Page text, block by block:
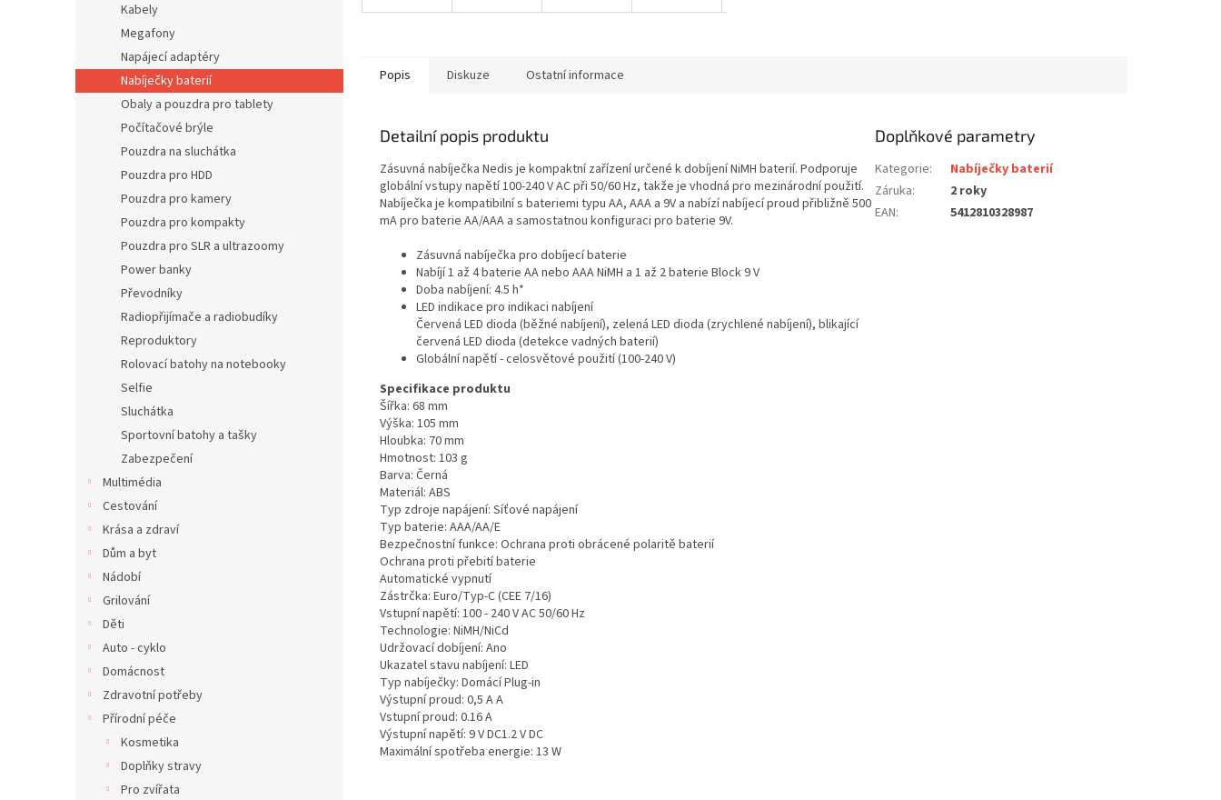
Kabely
Megafony
Napájecí adaptéry
Nabíječky baterií
Obaly a pouzdra pro tablety
Počítačové brýle
Pouzdra na sluchátka
Pouzdra pro HDD
Pouzdra pro kamery
Pouzdra pro kompakty
Pouzdra pro SLR a ultrazoomy
Power banky
Převodníky
Radiopřijímače a radiobudíky
Reproduktory
Rolovací batohy na notebooky
Selfie
Sluchátka
Sportovní batohy a tašky
Zabezpečení
Multimédia
Cestování
Krása a zdraví
Dům a byt
Nádobí
Grilování
Děti
Auto - cyklo
Domácnost
Zdravotní potřeby
Přírodní péče
Kosmetika
Doplňky stravy
Pro zvířata
Popis Diskuze Ostatní informace
Detailní popis produktu
Zásuvná nabíječka Nedis je kompaktní zařízení určené k dobíjení NiMH baterií. Podporuje
globální vstupy napětí 100-240 V AC při 50/60 Hz, takže je vhodná pro mezinárodní použití.
Nabíječka je kompatibilní s bateriemi typu AA, AAA a 9V a nabízí nabíjecí proud přibližně 500
mA pro baterie AA/AAA a samostatnou konfiguraci pro baterie 9V.
Zásuvná nabíječka pro dobíjecí baterie
Nabíjí 1 až 4 baterie AA nebo AAA NiMH a 1 až 2 baterie Block 9 V
Doba nabíjení: 4.5 h*
LED indikace pro indikaci nabíjení
Červená LED dioda (běžné nabíjení), zelená LED dioda (zrychlené nabíjení), blikající
červená LED dioda (detekce vadných baterií)
Globální napětí - celosvětové použití (100-240 V)
Specifikace produktu
Šířka: 68 mm
Výška: 105 mm
Hloubka: 70 mm
Hmotnost: 103 g
Barva: Černá
Materiál: ABS
Typ zdroje napájení: Síťové napájení
Typ baterie: AAA/AA/E
Bezpečnostní funkce: Ochrana proti obrácené polaritě baterií
Ochrana proti přebití baterie
Automatické vypnutí
Zástrčka: Euro/Typ-C (CEE 7/16)
Vstupní napětí: 100 - 240 V AC 50/60 Hz
Technologie: NiMH/NiCd
Udržovací dobíjení: Ano
Ukazatel stavu nabíjení: LED
Typ nabíječky: Domácí Plug-in
Výstupní proud: 0,5 A A
Vstupní proud: 0.16 A
Výstupní napětí: 9 V DC1.2 V DC
Maximální spotřeba energie: 13 W
Doplňkové parametry
Kategorie:
Nabíječky baterií
Záruka:
2 roky
EAN: 5412810328987